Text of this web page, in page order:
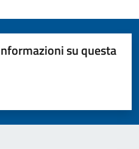
su questa
su 5
5